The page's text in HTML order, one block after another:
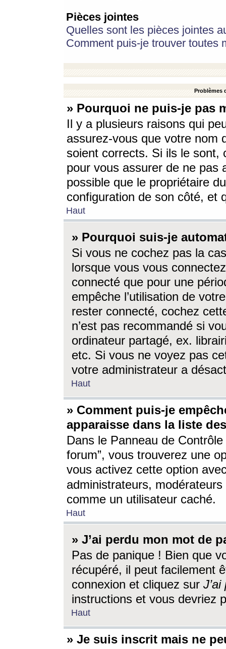
Pièces jointes
Quelles sont les pièces jointes
Comment puis-je trouver toutes
Problèmes
» Pourquoi ne puis-je pas
Il y a plusieurs raisons qui
assurez-vous que votre nom
soient corrects. Si ils le sont,
pour vous assurer de ne pas
possible que le propriétaire
configuration de son côté, et
Haut
» Pourquoi suis-je
Si vous ne cochez pas la
lorsque vous vous
connecté que pour une
empêche l’utilisation de
rester connecté, cochez
n’est pas recommandé si
ordinateur partagé, ex.
etc. Si vous ne voyez pas
votre administrateur a
Haut
» Comment puis-je
apparaisse dans la liste
Dans le Panneau de
forum”, vous trouverez une
vous activez cette option
administrateurs,
comme un utilisateur caché.
Haut
» J’ai perdu mon mot de
Pas de panique ! Bien que
récupéré, il peut facilement
connexion et cliquez sur
instructions et vous devriez
Haut
» Je suis inscrit mais ne